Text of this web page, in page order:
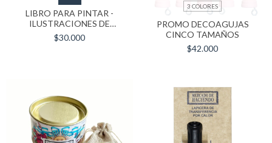
LIBRO PARA PINTAR -
ILUSTRACIONES DE
OBJETOS POR DECADAS
$30.000
3 COLORES
PROMO DECOAGUJAS
CINCO TAMAÑOS
$42.000